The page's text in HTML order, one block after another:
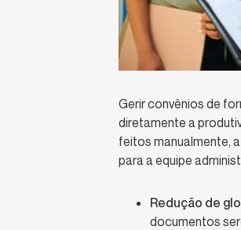
Gerir convênios de
diretamente a
feitos manualmente,
para a equipe
Redução de
documentos